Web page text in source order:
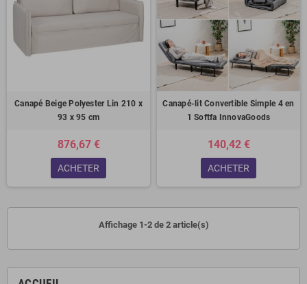
Canapé Beige Polyester Lin 210 x
93 x 95 cm
876,67 €
ACHETER
Canapé-lit Convertible Simple 4 en
1 Softfa InnovaGoods
140,42 €
ACHETER
Affichage 1-2 de 2 article(s)